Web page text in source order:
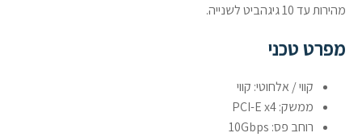
מהירות עד 10 גיגהביט לשנייה.
מפרט טכני
קווי / אלחוטי: קווי
ממשק: PCI-E x4
רוחב פס: 10Gbps